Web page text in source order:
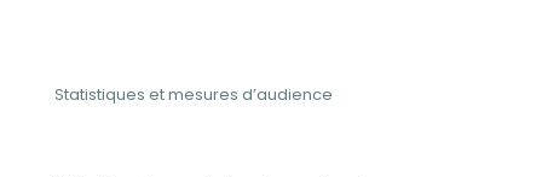
Statistiques et mesures d’audience